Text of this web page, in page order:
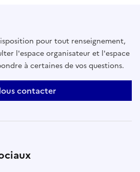
pour tout renseignement,
l'espace organisateur et l'espace
à certaines de vos questions.
contacter